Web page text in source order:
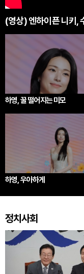
(영상) 엔하이픈 니키,
하영, 꿀 떨어지는 미모
하영, 우아하게
정치사회